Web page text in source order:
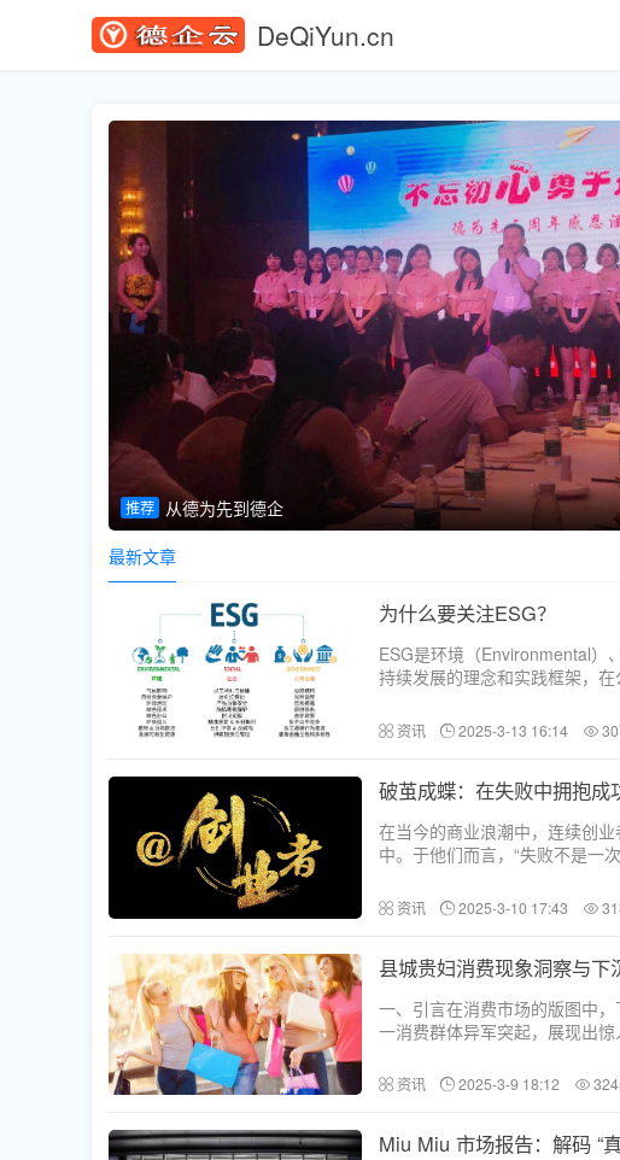
DeQiYun.cn
推荐 从德为先到德企
最新文章
为什么要关注ESG？
ESG是环境（Environmental）
持续发展的理念和实践框架，
放、水资源利用以及对生物多样
资讯 2025-3-13 16:14
破茧成蝶：在失败中拥抱成
在当今的商业浪潮中，连续创
中。于他们而言，“失败不是一
有着独特而曲折的故事。以史蒂
资讯 2025-3-10 17:43
县城贵妇消费现象洞察与下
一、引言在消费市场的版图中
一消费群体异军突起，展现出
含的巨大商机。深入探究这一群
资讯 2025-3-9 18:12
Miu Miu 市场报告：解码 “